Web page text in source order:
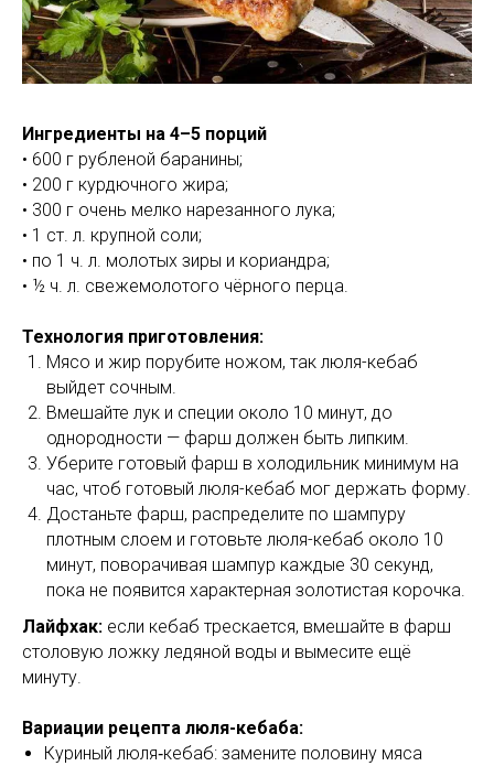
Ингредиенты на 4–5 порций
• 600 г рубленой баранины;
• 200 г курдючного жира;
• 300 г очень мелко нарезанного лука;
• 1 ст. л. крупной соли;
• по 1 ч. л. молотых зиры и кориандра;
• ½ ч. л. свежемолотого чёрного перца.
Технология приготовления:
Мясо и жир порубите ножом, так люля-кебаб
выйдет сочным.
Вмешайте лук и специи около 10 минут, до
однородности — фарш должен быть липким.
Уберите готовый фарш в холодильник минимум на
час, чтоб готовый люля-кебаб мог держать форму.
Достаньте фарш, распределите по шампуру
плотным слоем и готовьте люля-кебаб около 10
минут, поворачивая шампур каждые 30 секунд,
пока не появится характерная золотистая корочка.
Лайфхак: если кебаб трескается, вмешайте в фарш
столовую ложку ледяной воды и вымесите ещё
минуту.
Вариации рецепта люля-кебаба:
Куриный люля‑кебаб: замените половину мяса